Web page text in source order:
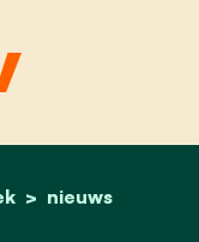
nieuws
verplichte